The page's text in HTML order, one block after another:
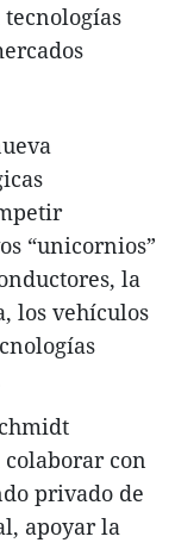
tecnologías
“unicornios”
la
los vehículos
con
privado de
apoyar la